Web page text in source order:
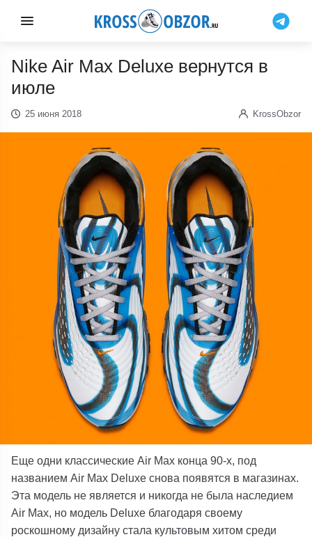
Nike Air Max Deluxe вернутся в
июле
25 июня 2018 KrossObzor
Еще одни классические Air Max конца 90-х, под
названием Air Max Deluxe снова появятся в магазинах.
Эта модель не является и никогда не была наследием
Air Max, но модель Deluxe благодаря своему
роскошному дизайну стала культовым хитом среди